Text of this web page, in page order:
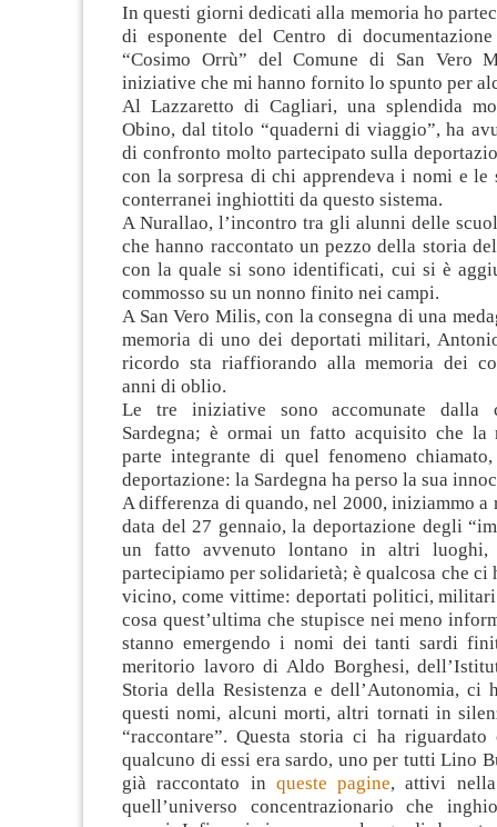
In questi giorni dedicati alla memoria ho
di esponente del Centro di
“Cosimo Orrù” del Comune di San Vero
iniziative che mi hanno fornito lo spunto per
Al Lazzaretto di Cagliari, una splendida
Obino, dal titolo “quaderni di viaggio”, ha
di confronto molto partecipato sulla
con la sorpresa di chi apprendeva i nomi e le
conterranei inghiottiti da questo sistema.
A Nurallao, l’incontro tra gli alunni delle
che hanno raccontato un pezzo della storia
con la quale si sono identificati, cui si è
commosso su un nonno finito nei campi.
A San Vero Milis, con la consegna di una
memoria di uno dei deportati militari,
ricordo sta riaffiorando alla memoria dei
anni di oblio.
Le tre iniziative sono accomunate dalla
Sardegna; è ormai un fatto acquisito che la
parte integrante di quel fenomeno
deportazione: la Sardegna ha perso la sua
A differenza di quando, nel 2000, iniziammo a
data del 27 gennaio, la deportazione degli
un fatto avvenuto lontano in altri
partecipiamo per solidarietà; è qualcosa che ci
vicino, come vittime: deportati politici, militari
cosa quest’ultima che stupisce nei meno
stanno emergendo i nomi dei tanti sardi
meritorio lavoro di Aldo Borghesi,
Storia della Resistenza e dell’Autonomia, ci
questi nomi, alcuni morti, altri tornati in
“raccontare”. Questa storia ci ha riguardato
qualcuno di essi era sardo, uno per tutti Lino
già raccontato in queste pagine, attivi
quell’universo concentrazionario che